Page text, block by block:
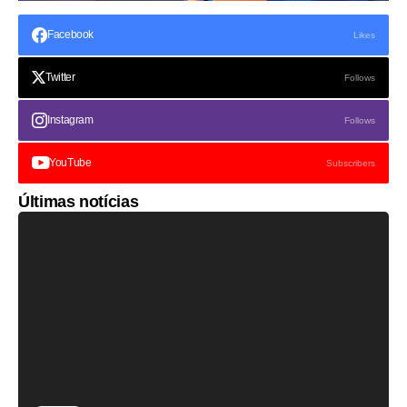
Facebook Likes
Twitter Follows
Instagram Follows
YouTube Subscribers
Últimas notícias